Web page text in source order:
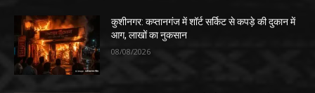
कुशीनगर: कप्तानगंज में शॉर्ट सर्किट से कपड़े की दुकान में
आग, लाखों का नुकसान
08/08/2026